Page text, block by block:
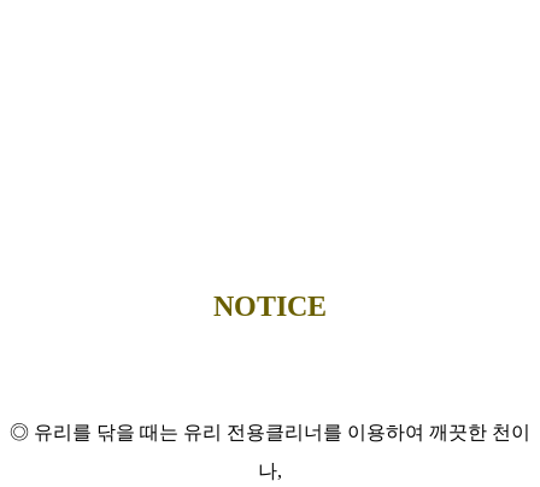
NOTICE
◎ 유리를 닦을 때는 유리 전용클리너를 이용하여 깨끗한 천이
나,